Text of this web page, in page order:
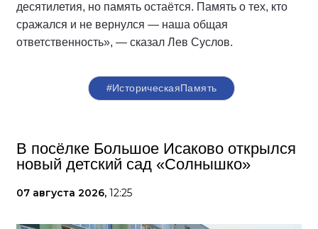
десятилетия, но память остаётся. Память о тех, кто
сражался и не вернулся — наша общая
ответственность», — сказал Лев Суслов.
#ИсторическаяПамять
В посёлке Большое Исаково открылся
новый детский сад «Солнышко»
07 августа 2026, 12:25